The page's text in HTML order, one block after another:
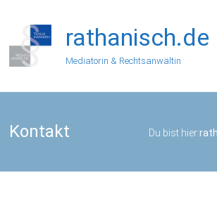
springen
rathanisch.de
Mediatorin & Rechtsanwältin
Kontakt Du bist hier: